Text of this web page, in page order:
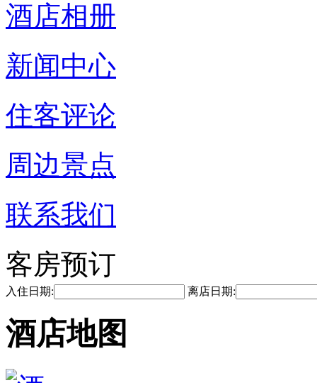
酒店相册
新闻中心
住客评论
周边景点
联系我们
客房预订
入住日期: 离店日期:
酒店地图